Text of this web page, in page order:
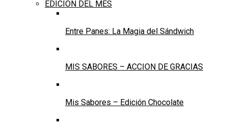
EDICION DEL MES
Entre Panes: La Magia del Sándwich
MIS SABORES – ACCION DE GRACIAS
Mis Sabores – Edición Chocolate